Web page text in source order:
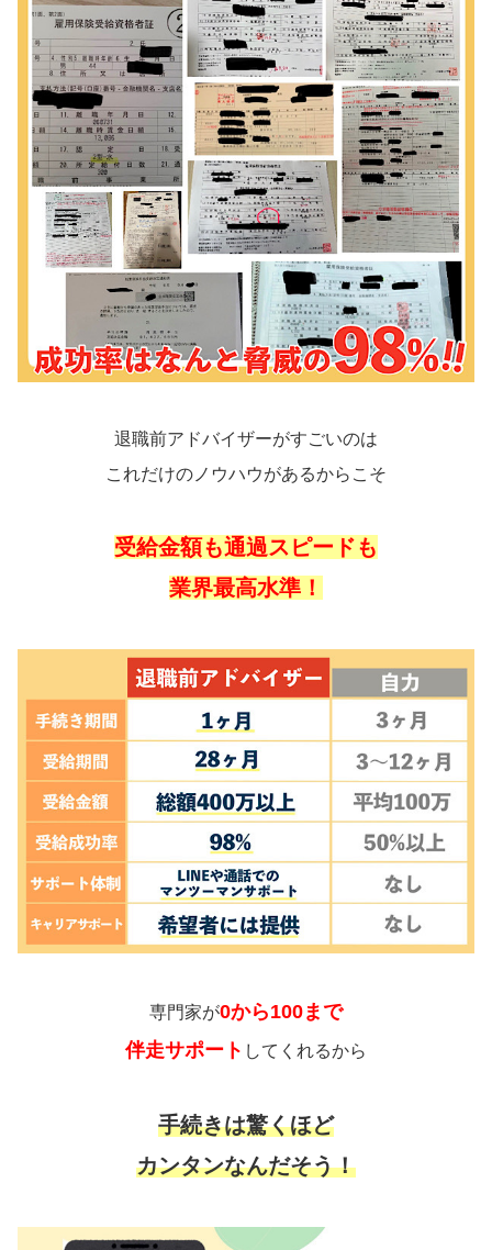
退職前アドバイザーがすごいのは
これだけのノウハウがあるからこそ
受給金額も通過スピードも
業界最高水準！
専門家が0から100まで
伴走サポート してくれるから
手続きは驚くほど
カンタンなんだそう！